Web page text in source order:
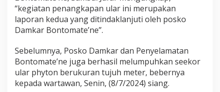
“kegiatan penangkapan ular ini merupakan
laporan kedua yang ditindaklanjuti oleh posko
Damkar Bontomate’ne”.
Sebelumnya, Posko Damkar dan Penyelamatan
Bontomate’ne juga berhasil melumpuhkan seekor
ular phyton berukuran tujuh meter, bebernya
kepada wartawan, Senin, (8/7/2024) siang.